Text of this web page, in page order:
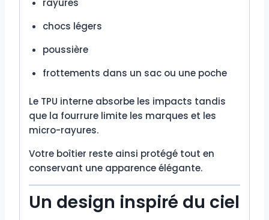
rayures
chocs légers
poussière
frottements dans un sac ou une poche
Le TPU interne absorbe les impacts tandis
que la fourrure limite les marques et les
micro-rayures.
Votre boîtier reste ainsi protégé tout en
conservant une apparence élégante.
Un design inspiré du ciel